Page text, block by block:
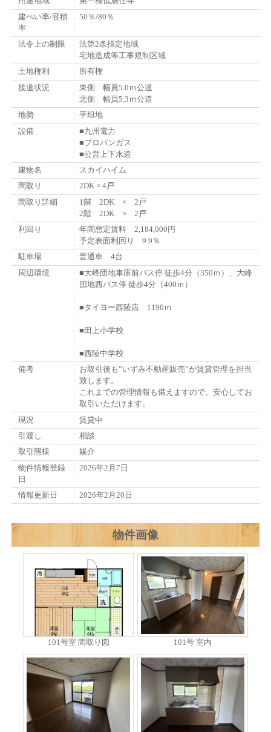
建ぺい率/容積
率
50％/80％
法令上の制限
法第2条指定地域
宅地造成等工事規制区域
土地権利
所有権
接道状況
東側 幅員5.0ｍ公道
北側 幅員5.3ｍ公道
地勢
平坦地
設備
■九州電力
■プロパンガス
■公営上下水道
建物名
スカイハイム
間取り
2DK × 4戸
間取り詳細
1階 2DK × 2戸
2階 2DK × 2戸
利回り
年間想定賃料 2,184,000円
予定表面利回り 9.9％
駐車場
普通車 4台
周辺環境
■大峰団地車庫前バス停 徒歩4分（350ｍ）、大峰
団地西バス停 徒歩4分（400ｍ）
■タイヨー西陵店 1190ｍ
■田上小学校
■西陵中学校
備考
お取引後も”いずみ不動産販売”が賃貸管理を担当
致します。
これまでの管理情報も備えますので、安心してお
取引いただけます。
現況
賃貸中
引渡し
相談
取引態様
媒介
物件情報登録
日
2026年2月7日
情報更新日 2026年2月20日
物件画像
101号室 間取り図 101号 室内